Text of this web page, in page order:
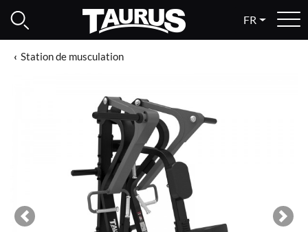
FR
Station de musculation
Previous Next